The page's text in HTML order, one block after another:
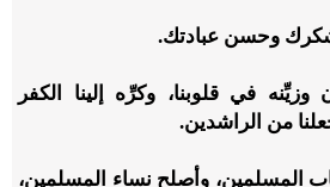
وحسن عبادتك.
وزيِّنه في قلوبنا، وكرِّه إلينا الكفر
من الراشدين.
المسلمين، وأصلح نساء المسلمين،